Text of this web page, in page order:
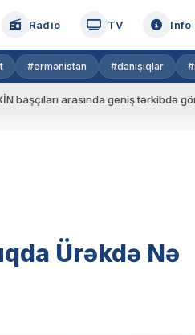
Radio TV Info
#ermənistan #danışıqlar
geniş tərkibdə görüş keçirilib
Ürəkdə Nə